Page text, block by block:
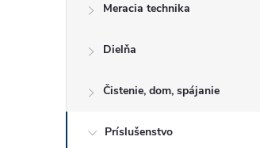
Meracia technika
Dielňa
Čistenie, dom, spájanie
Príslušenstvo